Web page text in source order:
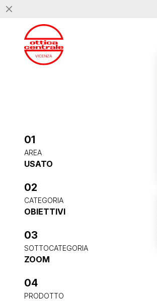
01
AREA
USATO
02
CATEGORIA
OBIETTIVI
03
SOTTOCATEGORIA
ZOOM
04
PRODOTTO